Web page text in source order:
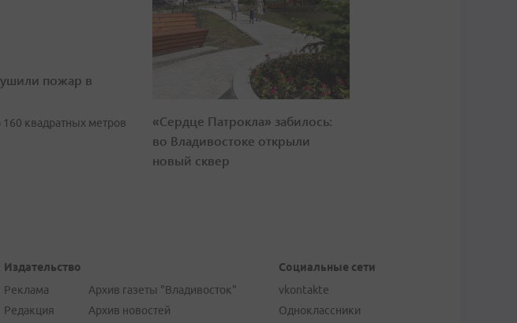
пожар в
квадратных метров
«Сердце Патрокла» забилось:
во Владивостоке открыли
новый сквер
Издательство
Реклама
Редакция
Архив газеты "Владивосток"
Архив новостей
Социальные сети
vkontakte
Одноклассники